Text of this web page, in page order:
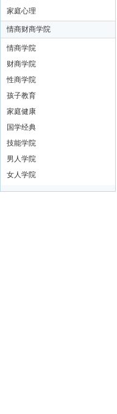
蛋
功
修
方
法
房
中
术
家庭心理
情商财商学院
情商学院
财商学院
性商学院
孩子教育
家庭健康
国学经典
技能学院
男人学院
女人学院